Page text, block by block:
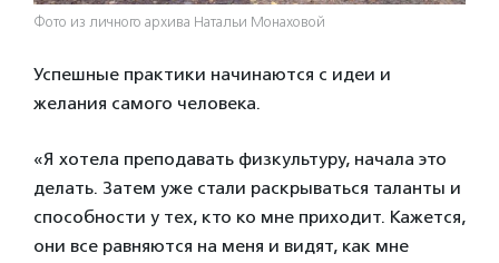
Фото из личного архива Натальи Монаховой
Успешные практики начинаются с идеи и
желания самого человека.
«Я хотела преподавать физкультуру, начала это
делать. Затем уже стали раскрываться таланты и
способности у тех, кто ко мне приходит. Кажется,
они все равняются на меня и видят, как мне